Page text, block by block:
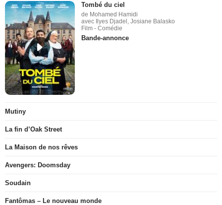
Tombé du ciel
de Mohamed Hamidi
avec Ilyes Djadel, Josiane Balasko
Film - Comédie
Bande-annonce
Mutiny
La fin d’Oak Street
La Maison de nos rêves
Avengers: Doomsday
Soudain
Fantômas – Le nouveau monde